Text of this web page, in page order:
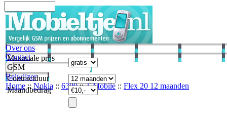
Over ons
Contact
Belwijzer
Home :: Nokia :: 6300::T-Mobile :: Flex 20 12 maanden
Maximale prijs
GSM
Contractduur
Maandbedrag